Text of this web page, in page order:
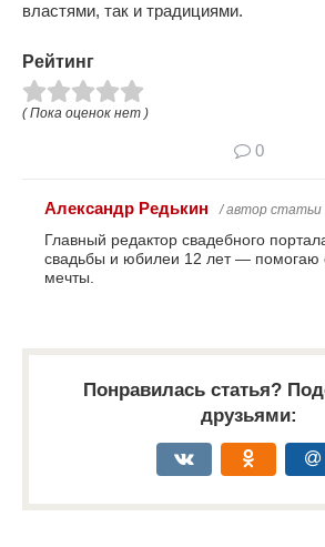
властями, так и традициями.
Рейтинг
( Пока оценок нет )
0
Александр Редькин / автор статьи
Главный редактор свадебного
свадьбы и юбилеи 12 лет — помогаю
мечты.
Понравилась статья?
друзьями: